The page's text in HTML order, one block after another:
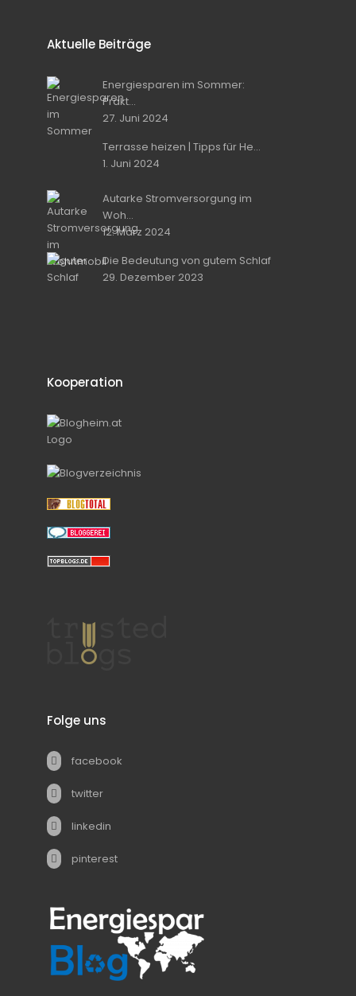
Aktuelle Beiträge
Energiesparen im Sommer:
Prakt...
27. Juni 2024
Terrasse heizen | Tipps für He...
1. Juni 2024
Autarke Stromversorgung im
Woh...
12. März 2024
Die Bedeutung von gutem Schlaf
29. Dezember 2023
Kooperation
Folge uns
facebook
twitter
linkedin
pinterest